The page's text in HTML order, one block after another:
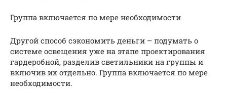
Группа включается по мере необходимости
Другой способ сэкономить деньги – подумать о
системе освещения уже на этапе проектирования
гардеробной, разделив светильники на группы и
включив их отдельно. Группа включается по мере
необходимости.